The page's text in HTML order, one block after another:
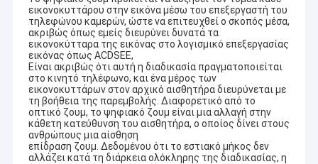
εικονοκυττάρου στην εικόνα μέσω του επεξεργαστή του
τηλεφώνου καμερών, ώστε να επιτευχθεί ο σκοπός μέσα,
ακριβώς όπως εμείς διευρύνει δυνατά τα
εικονοκύτταρα της εικόνας στο λογισμικό επεξεργασίας
εικόνας όπως ACDSEE,
Είναι ακριβώς ότι αυτή η διαδικασία πραγματοποιείται
στο κινητό τηλέφωνο, και ένα μέρος των
εικονοκυττάρων στον αρχικό αισθητήρα διευρύνεται με
τη βοήθεια της παρεμβολής. Διαφορετικό από το
οπτικό ζουμ, το ψηφιακό ζουμ είναι μια αλλαγή στην
κάθετη κατεύθυνση του αισθητήρα, ο οποίος δίνει στους
ανθρώπους μια αίσθηση
επίδραση ζουμ. Δεδομένου ότι το εστιακό μήκος δεν
αλλάζει κατά τη διάρκεια ολόκληρης της διαδικασίας, η